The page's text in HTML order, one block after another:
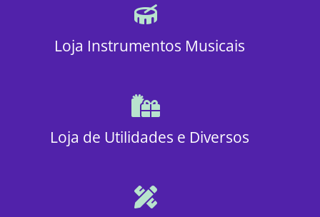
Loja Instrumentos Musicais
Loja de Utilidades e Diversos